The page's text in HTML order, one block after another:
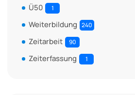
Ü50 1
Weiterbildung 240
Zeitarbeit 90
Zeiterfassung 1